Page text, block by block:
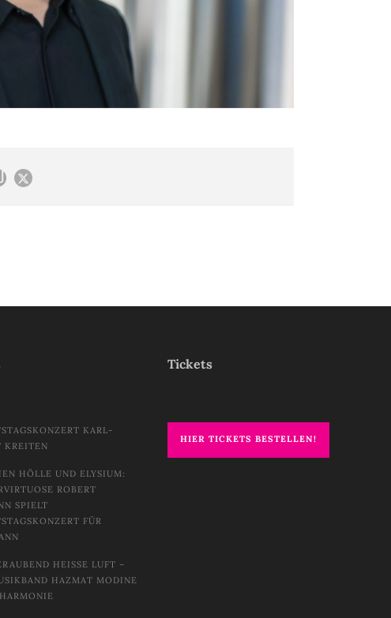
KARL-
KREITEN
HÖLLE UND ELYSIUM:
ROBERT
SPIELT
FÜR
HEISSE LUFT – W
HAZMAT MODINE I
Tickets
HIER TICKETS BESTELLEN!